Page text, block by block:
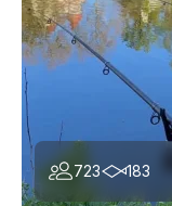
723 183